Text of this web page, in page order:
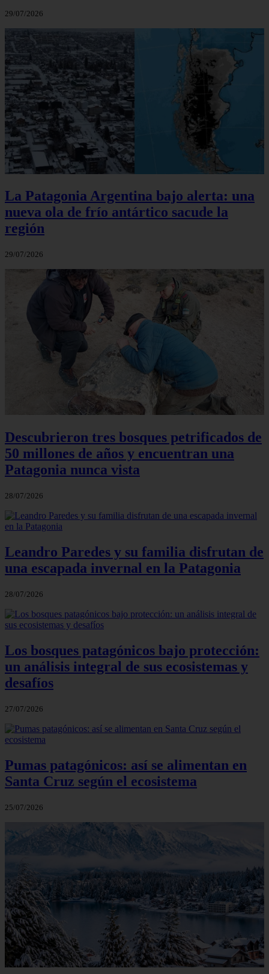
29/07/2026
La Patagonia Argentina bajo alerta: una
nueva ola de frío antártico sacude la
región
29/07/2026
Descubrieron tres bosques petrificados de
50 millones de años y encuentran una
Patagonia nunca vista
28/07/2026
Leandro Paredes y su familia disfrutan de
una escapada invernal en la Patagonia
28/07/2026
Los bosques patagónicos bajo protección:
un análisis integral de sus ecosistemas y
desafíos
27/07/2026
Pumas patagónicos: así se alimentan en
Santa Cruz según el ecosistema
25/07/2026